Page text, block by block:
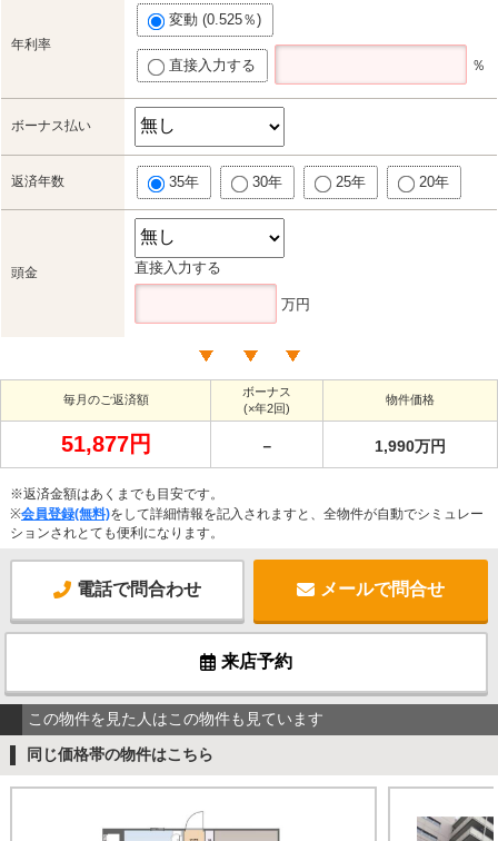
年利率
変動 (0.525％)
直接入力する ％
ボーナス払い
返済年数 35年 30年 25年 20年
頭金 直接入力する
万円
毎月のご返済額
ボーナス
(×年2回)
物件価格
51,877円 － 1,990万円
※返済金額はあくまでも目安です。
※会員登録(無料)をして詳細情報を記入されますと、全物件が自動でシミュレー
ションされとても便利になります。
電話で問合わせ メールで問合せ
来店予約
この物件を見た人はこの物件も見ています
同じ価格帯の物件はこちら